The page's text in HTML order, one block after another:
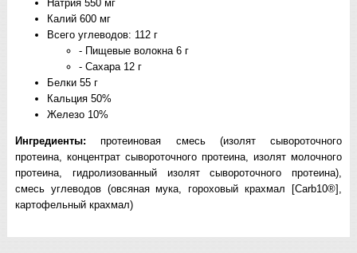
Натрия 550 мг
Калий 600 мг
Всего углеводов: 112 г
- Пищевые волокна 6 г
- Сахара 12 г
Белки 55 г
Кальция 50%
Железо 10%
Ингредиенты: протеиновая смесь (изолят сывороточного
протеина, концентрат сывороточного протеина, изолят молочного
протеина, гидролизованный изолят сывороточного протеина),
смесь углеводов (овсяная мука, гороховый крахмал [Carb10®],
картофельный крахмал)